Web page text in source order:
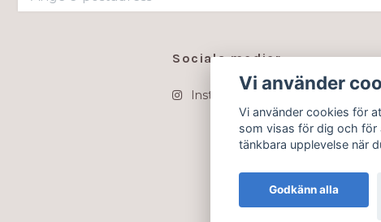
Sociala medier
Instagram
Vi använder
Vi använder cookies för
som visas för dig och för
tänkbara upplevelse när
Godkänn alla